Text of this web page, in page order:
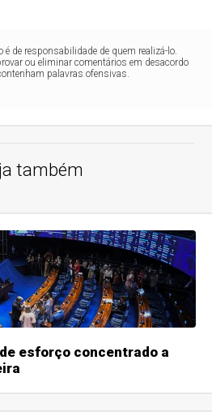
de responsabilidade de quem realizá-lo.
ou eliminar comentários em desacordo
palavras ofensivas.
também
esforço concentrado a